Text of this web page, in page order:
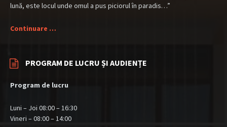
lună, este locul unde omul a pus piciorul în paradis…”
Continuare …
PROGRAM DE LUCRU ȘI AUDIENȚE
Program de lucru
Luni – Joi 08:00 – 16:30
Vineri – 08:00 – 14:00